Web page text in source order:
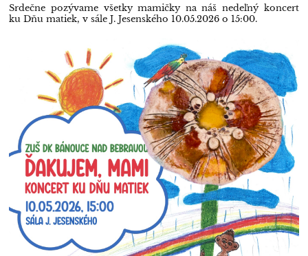
Srdečne pozývame všetky mamičky na náš nedeľný koncert
ku Dňu matiek, v sále J. Jesenského 10.05.2026 o 15:00.